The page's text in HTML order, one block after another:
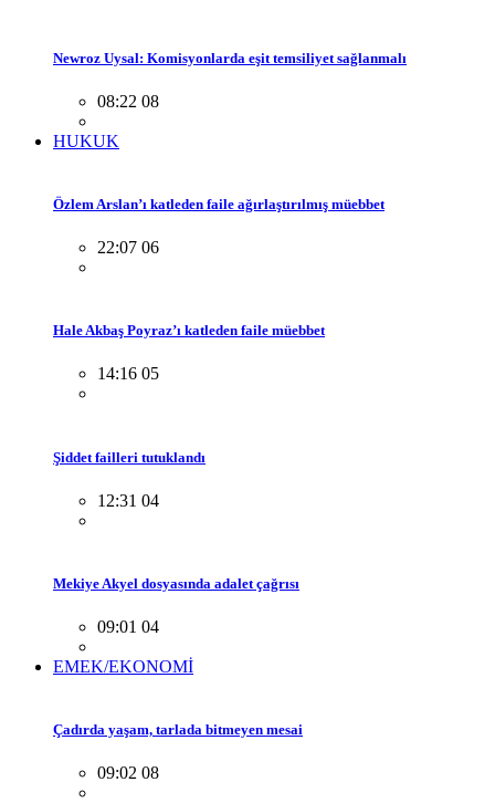
Newroz Uysal: Komisyonlarda eşit temsiliyet sağlanmalı
08:22 08
HUKUK
Özlem Arslan’ı katleden faile ağırlaştırılmış müebbet
22:07 06
Hale Akbaş Poyraz’ı katleden faile müebbet
14:16 05
Şiddet failleri tutuklandı
12:31 04
Mekiye Akyel dosyasında adalet çağrısı
09:01 04
EMEK/EKONOMİ
Çadırda yaşam, tarlada bitmeyen mesai
09:02 08